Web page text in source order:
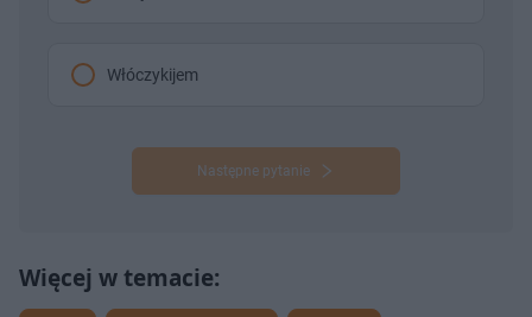
Włóczykijem
Następne pytanie